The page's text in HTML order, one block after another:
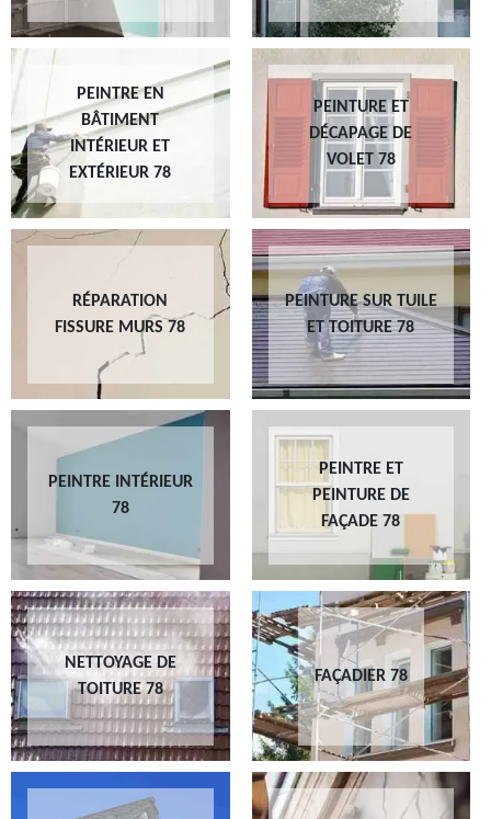
PEINTRE EN
BÂTIMENT
INTÉRIEUR ET
EXTÉRIEUR 78
PEINTURE ET
DÉCAPAGE DE
VOLET 78
RÉPARATION
FISSURE MURS 78
PEINTURE SUR TUILE
ET TOITURE 78
PEINTRE INTÉRIEUR
78
PEINTRE ET
PEINTURE DE
FAÇADE 78
NETTOYAGE DE
TOITURE 78
FAÇADIER 78